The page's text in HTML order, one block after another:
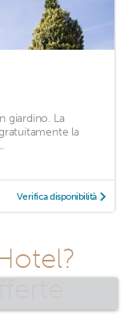
giardino. La
la
Verifica disponibilità